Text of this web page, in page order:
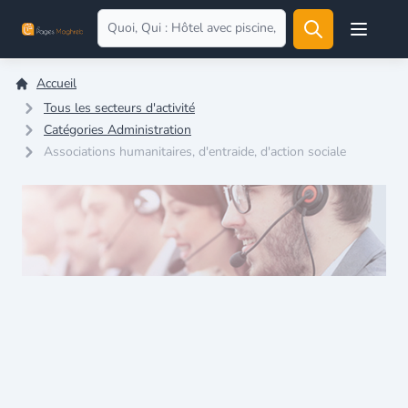
Open
Accueil
Tous les secteurs d'activité
Catégories Administration
Associations humanitaires, d'entraide, d'action sociale